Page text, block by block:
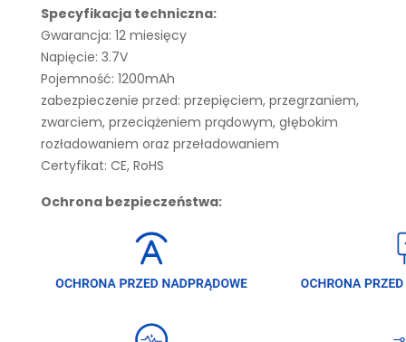
Specyfikacja techniczna:
Gwarancja: 12 miesięcy
Napięcie: 3.7V
Pojemność: 1200mAh
zabezpieczenie przed: przepięciem, przegrzaniem,
zwarciem, przeciążeniem prądowym, głębokim
rozładowaniem oraz przeładowaniem
Certyfikat: CE, RoHS
Ochrona bezpieczeństwa: